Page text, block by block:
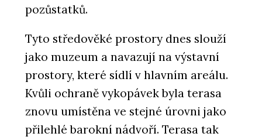
pozůstatků.
Tyto středověké prostory dnes slouží
jako muzeum a navazují na výstavní
prostory, které sídlí v hlavním areálu.
Kvůli ochraně vykopávek byla terasa
znovu umístěna ve stejné úrovni jako
přilehlé barokní nádvoří. Terasa tak